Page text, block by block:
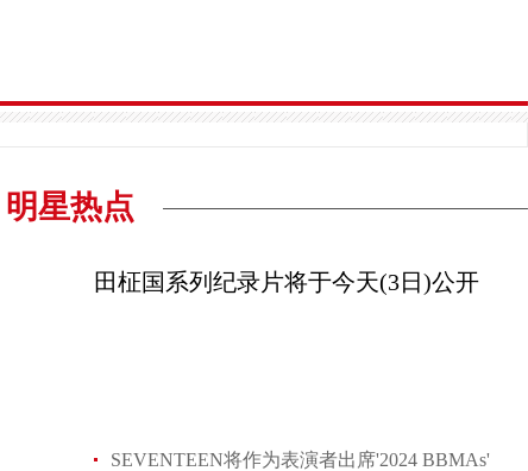
明星热点
田柾国系列纪录片将于今天(3日)公开
SEVENTEEN将作为表演者出席'2024 BBMAs'